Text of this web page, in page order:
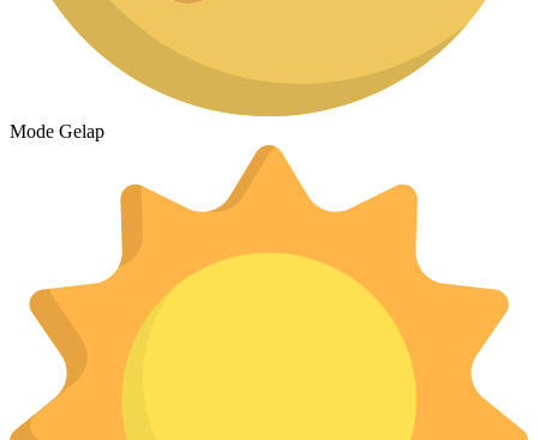
Mode Gelap